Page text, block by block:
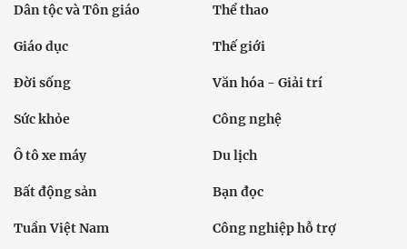
Dân tộc và Tôn giáo Thể thao
Giáo dục Thế giới
Đời sống Văn hóa - Giải trí
Sức khỏe Công nghệ
Ô tô xe máy Du lịch
Bất động sản Bạn đọc
Tuần Việt Nam Công nghiệp hỗ trợ